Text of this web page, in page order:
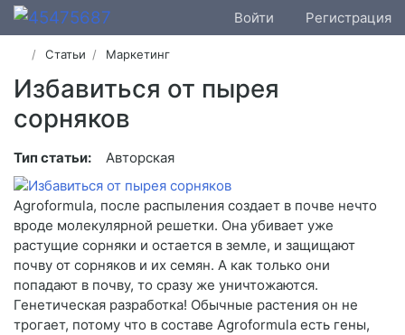
Войти Регистрация
Статьи Маркетинг
Избавиться от пырея
сорняков
Тип статьи: Авторская
Agroformula, после распыления создает в почве нечто
вроде молекулярной решетки. Она убивает уже
растущие сорняки и остается в земле, и защищают
почву от сорняков и их семян. А как только они
попадают в почву, то сразу же уничтожаются.
Генетическая разработка! Обычные растения он не
трогает, потому что в составе Agroformula есть гены,